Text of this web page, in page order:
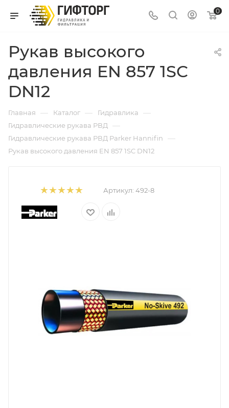
0
Рукав высокого
давления EN 857 1SC
DN12
Главная — Каталог — Гидравлика —
Гидравлические рукава РВД —
Гидравлические рукава РВД Parker Hannifin —
Рукав высокого давления EN 857 1SC DN12
Артикул: 492-8